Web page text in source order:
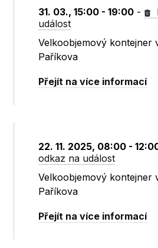
31. 03., 15:00 - 19:00 -
událost
Velkoobjemový kontejner
Paříkova
Přejít na více informací
22. 11. 2025, 08:00 -
odkaz na událost
Velkoobjemový kontejner
Paříkova
Přejít na více informací